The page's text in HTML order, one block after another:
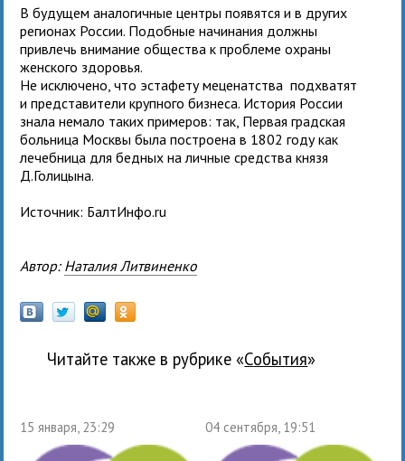
В будущем аналогичные центры появятся и в других
регионах России. Подобные начинания должны
привлечь внимание общества к проблеме охраны
женского здоровья.
Не исключено, что эстафету меценатства подхватят
и представители крупного бизнеса. История России
знала немало таких примеров: так, Первая градская
больница Москвы была построена в 1802 году как
лечебница для бедных на личные средства князя
Д.Голицына.
Источник: БалтИнфо.ru
Автор: Наталия Литвиненко
Читайте также в рубрике « события»
15 января, 23:29 04 сентября, 19:51